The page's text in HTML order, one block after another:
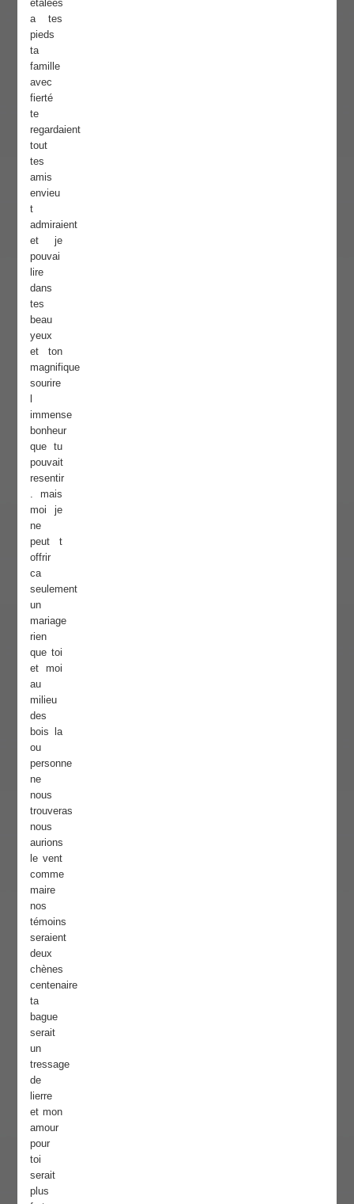
étalées
a tes
pieds
ta
famille
avec
fierté
te
regardaient
tout
tes
amis
envieu
t
admiraient
et je
pouvai
lire
dans
tes
beau
yeux
et ton
magnifique
sourire
immense
bonheur
que tu
pouvait
resentir
. mais
moi je
ne
peut t
offrir
ca
seulement
un
mariage
rien
que toi
et moi
au
milieu
des
bois la
ou
personne
ne
nous
trouveras
nous
aurions
le vent
comme
maire
nos
témoins
seraient
deux
chènes
centenaire
ta
bague
serait
un
tressage
de
lierre
et mon
amour
pour
toi
serait
plus